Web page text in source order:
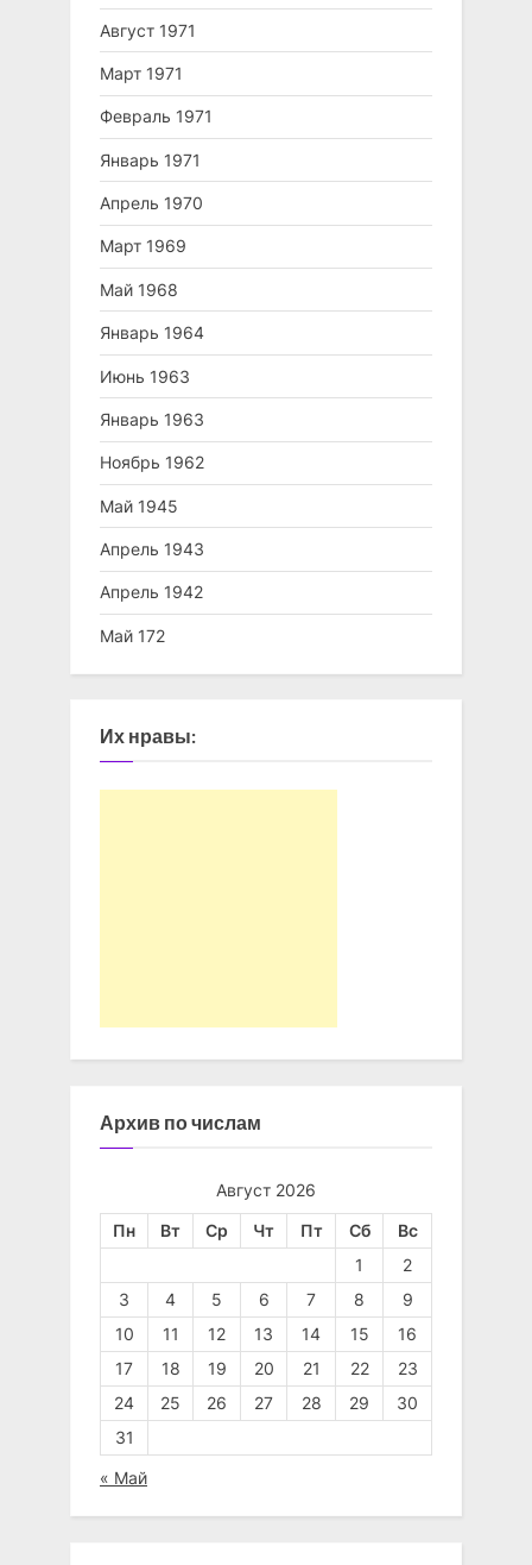
Август 1971
Март 1971
Февраль 1971
Январь 1971
Апрель 1970
Март 1969
Май 1968
Январь 1964
Июнь 1963
Январь 1963
Ноябрь 1962
Май 1945
Апрель 1943
Апрель 1942
Май 172
Их нравы:
Архив по числам
Август 2026
Пн Вт Ср Чт Пт Сб
Вс
1
2
3
4 5 6 7 8
9
10
11 12 13 14 15
16
17
18 19 20 21 22
23
24
25 26 27 28 29
30
31
« Май